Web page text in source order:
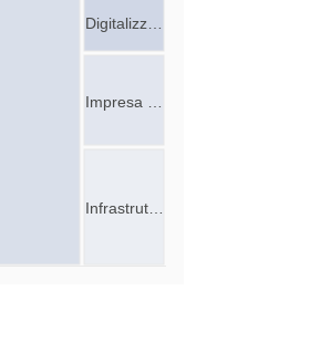
Digitalizz…
Impresa …
Infrastrut…